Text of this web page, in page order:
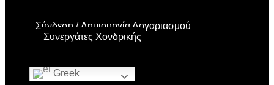
Greek
Σύνδεση
Δημιουργία Λογαριασμού
Συνεργάτες Χονδρικής